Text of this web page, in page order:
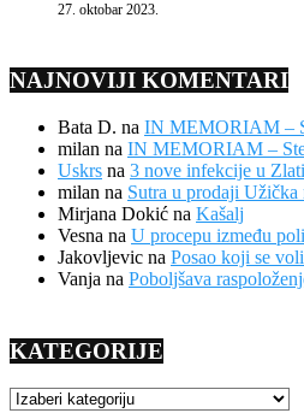
27. oktobar 2023.
NAJNOVIJI KOMENTARI
Bata D. na IN MEMORIAM –
milan na IN MEMORIAM –
Uskrs na 3 nove infekcije u
milan na Sutra u prodaji Užička
Mirjana Dokić na Kašalj
Vesna na U procepu između
Jakovljevic na Posao koji se
Vanja na Poboljšava
KATEGORIJE
KATEGORIJE